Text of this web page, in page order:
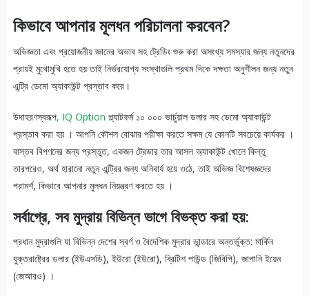
কিভাবে আপনার মূলধন পরিচালনা করবেন?
অভিজ্ঞতা এবং প্রয়োজনীয় জ্ঞানের অভাব সহ ট্রেডিং শুরু করা অসংখ্য সমস্যার জন্য নতুনদের
প্রায়ই মুখোমুখি হতে হয় তাই নির্ভরযোগ্য সংস্থাগুলি প্রথম দিকে দক্ষতা অনুশীলন জন্য নতুন
এন্ট্রি ডেমো অ্যাকাউন্ট প্রস্তাব করে।
উদাহরণস্বরূপ, IQ Option প্ল্যাটফর্ম ১০ ০০০ ভার্চুয়াল ডলার সহ ডেমো অ্যাকাউন্ট
প্রস্তাব করা হয় । আপনি কৌশল বোঝার পরীক্ষা করতে সক্ষম যে কোনটি সবচেয়ে কার্যকর ।
বাস্তব বিপণনের জন্য প্রস্তুত, একজন ট্রেডার তার আসল অ্যাকাউন্ট খোলে কিন্তু
তারপরেও, অর্থ হারানো নতুন এন্ট্রির জন্য অনিবার্য হয়ে ওঠে, তাই অভিজ্ঞ বিশেষজ্ঞদের
পরামর্শ, কিভাবে আপনার মুলধন নিয়ন্ত্রণ করতে হয় ।
সর্বাগ্রে, সব মুদ্রায় বিভিন্ন ভাগে বিভক্ত করা হয়:
প্রধান মুদ্রাগুলি যা বিভিন্ন দেশের স্বর্ণ ও বৈদেশিক মুদ্রার ভান্ডারে অন্তর্ভুক্ত: মার্কিন
যুক্তরাষ্ট্রের ডলার (ইউএসডি), ইউরো (ইউরো), ব্রিটিশ পাউন্ড (জিবিপি), জাপানি ইয়েন
(জেআরও) ।